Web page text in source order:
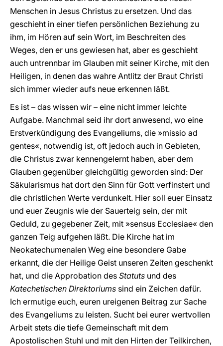
Menschen in Jesus Christus zu ersetzen. Und das
geschieht in einer tiefen persönlichen Beziehung zu
ihm, im Hören auf sein Wort, im Beschreiten des
Weges, den er uns gewiesen hat, aber es geschieht
auch untrennbar im Glauben mit seiner Kirche, mit den
Heiligen, in denen das wahre Antlitz der Braut Christi
sich immer wieder aufs neue erkennen läßt.
Es ist – das wissen wir – eine nicht immer leichte
Aufgabe. Manchmal seid ihr dort anwesend, wo eine
Erstverkündigung des Evangeliums, die »missio ad
gentes«, notwendig ist, oft jedoch auch in Gebieten,
die Christus zwar kennengelernt haben, aber dem
Glauben gegenüber gleichgültig geworden sind: Der
Säkularismus hat dort den Sinn für Gott verfinstert und
die christlichen Werte verdunkelt. Hier soll euer Einsatz
und euer Zeugnis wie der Sauerteig sein, der mit
Geduld, zu gegebener Zeit, mit »sensus Ecclesiae« den
ganzen Teig aufgehen läßt. Die Kirche hat im
Neokatechumenalen Weg eine besondere Gabe
erkannt, die der Heilige Geist unseren Zeiten geschenkt
hat, und die Approbation des Statuts und des
Katechetischen Direktoriums sind ein Zeichen dafür.
Ich ermutige euch, euren ureigenen Beitrag zur Sache
des Evangeliums zu leisten. Sucht bei eurer wertvollen
Arbeit stets die tiefe Gemeinschaft mit dem
Apostolischen Stuhl und mit den Hirten der Teilkirchen,